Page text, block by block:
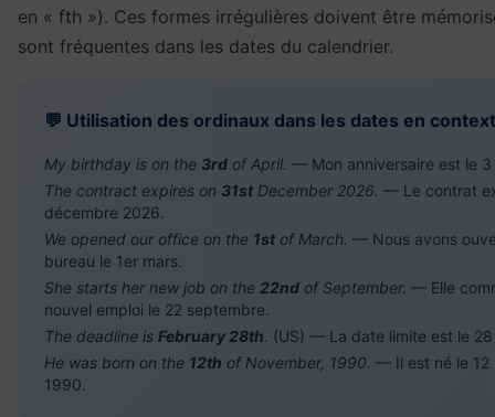
en « fth »). Ces formes irrégulières doivent être
sont fréquentes dans les dates du calendrier.
💬 Utilisation des ordinaux dans les dates en
My birthday is on the 3rd of April. — Mon anniversaire est le 3
The contract expires on 31st December 2026. — Le contrat
décembre 2026.
We opened our office on the 1st of March. — Nous avons
bureau le 1er mars.
She starts her new job on the 22nd of September. — Elle
nouvel emploi le 22 septembre.
The deadline is February 28th. (US) — La date limite est le
He was born on the 12th of November, 1990. — Il est né le 12
1990.